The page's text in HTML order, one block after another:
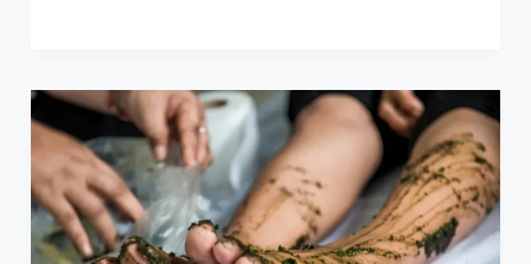
Comment
traiter
une
neuropathie
des